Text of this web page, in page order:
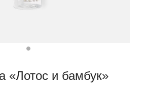
«Лотос и бамбук»